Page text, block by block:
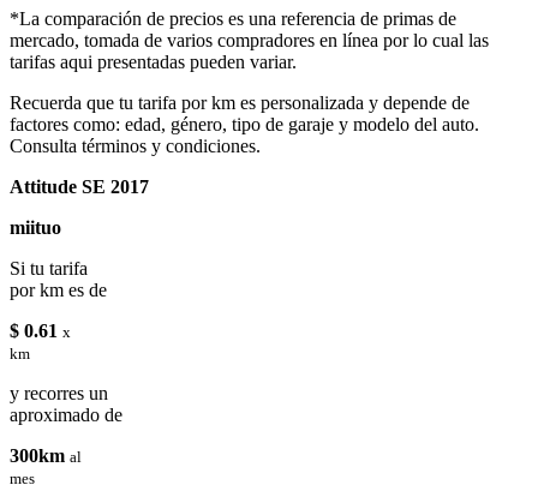
*La comparación de precios es una referencia de primas de
mercado, tomada de varios compradores en línea por lo cual las
tarifas aqui presentadas pueden variar.
Recuerda que tu tarifa por km es personalizada y depende de
factores como: edad, género, tipo de garaje y modelo del auto.
Consulta términos y condiciones.
Attitude SE 2017
miituo
Si tu tarifa
por km es de
$ 0.61 x
km
y recorres un
aproximado de
300km al
mes